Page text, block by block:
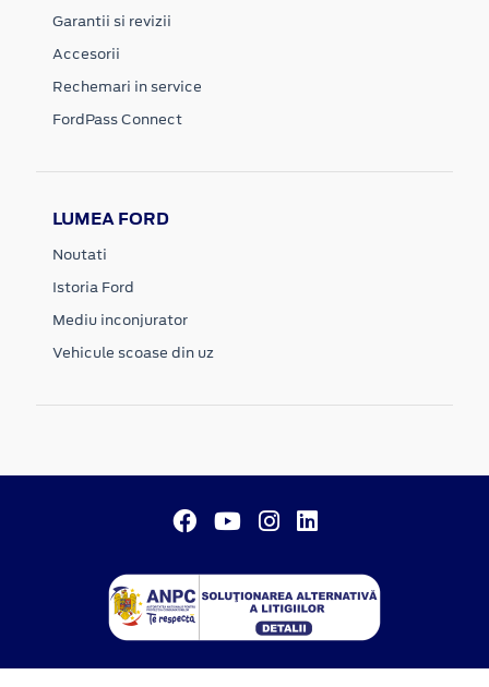
Garantii si revizii
Accesorii
Rechemari in service
FordPass Connect
LUMEA FORD
Noutati
Istoria Ford
Mediu inconjurator
Vehicule scoase din uz